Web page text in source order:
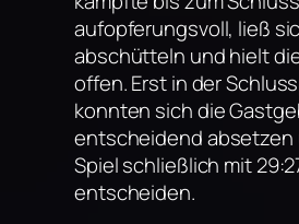
aufopferungsvoll, ließ
abschütteln und hielt
offen. Erst in der
konnten sich die
entscheidend absetzen
Spiel schließlich mit
entscheiden.